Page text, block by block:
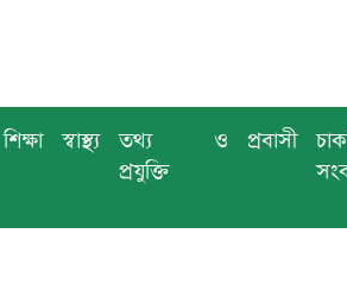
শিক্ষা স্বাস্থ্য
তথ্য ও
প্রযুক্তি
প্রবাসী